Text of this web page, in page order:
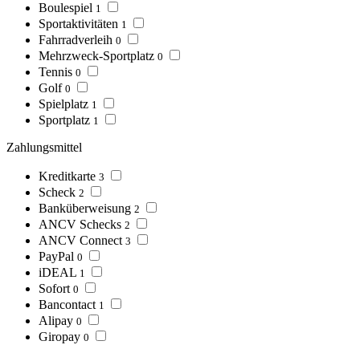
Boulespiel 1
Sportaktivitäten 1
Fahrradverleih 0
Mehrzweck-Sportplatz 0
Tennis 0
Golf 0
Spielplatz 1
Sportplatz 1
Zahlungsmittel
Kreditkarte 3
Scheck 2
Banküberweisung 2
ANCV Schecks 2
ANCV Connect 3
PayPal 0
iDEAL 1
Sofort 0
Bancontact 1
Alipay 0
Giropay 0